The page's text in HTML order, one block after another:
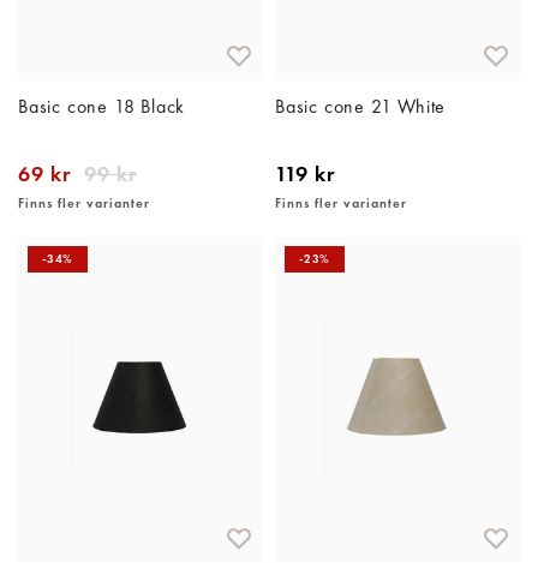
Basic cone 18 Black
69 kr 99 kr
Finns fler varianter
Basic cone 21 White
119 kr
Finns fler varianter
-34% -23%